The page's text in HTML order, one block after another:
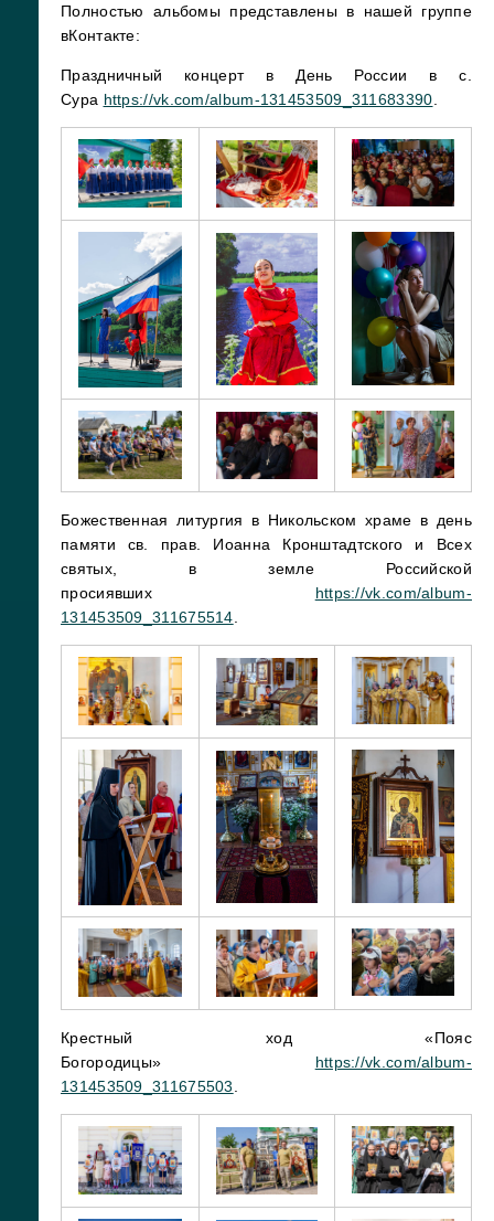
Полностью альбомы представлены в нашей группе
вКонтакте:
Праздничный концерт в День России в с.
Сура https://vk.com/album-131453509_311683390
Божественная литургия в Никольском храме в день
памяти св. прав. Иоанна Кронштадтского и Всех
святых, в земле Российской
просиявших https://vk.com/album-
131453509_311675514
Крестный ход «Пояс
Богородицы» https://vk.com/album-
131453509_311675503